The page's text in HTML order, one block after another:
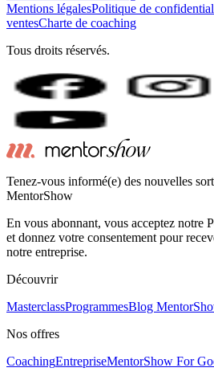
Mentions légalesPolitique de
ventesCharte de coaching
Tous droits réservés.
Tenez-vous informé(e) des nouvelles
MentorShow
En vous abonnant, vous acceptez notre
et donnez votre consentement pour
notre entreprise.
Découvrir
MasterclassProgrammesBlog
Nos offres
CoachingEntrepriseMentorShow For